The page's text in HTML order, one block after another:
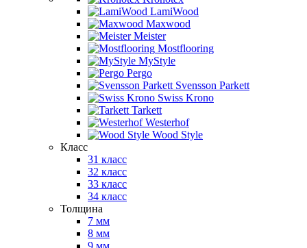
LamiWood
Maxwood
Meister
Mostflooring
MyStyle
Pergo
Svensson Parkett
Swiss Krono
Tarkett
Westerhof
Wood Style
Класс
31 класс
32 класс
33 класс
34 класс
Толщина
7 мм
8 мм
9 мм